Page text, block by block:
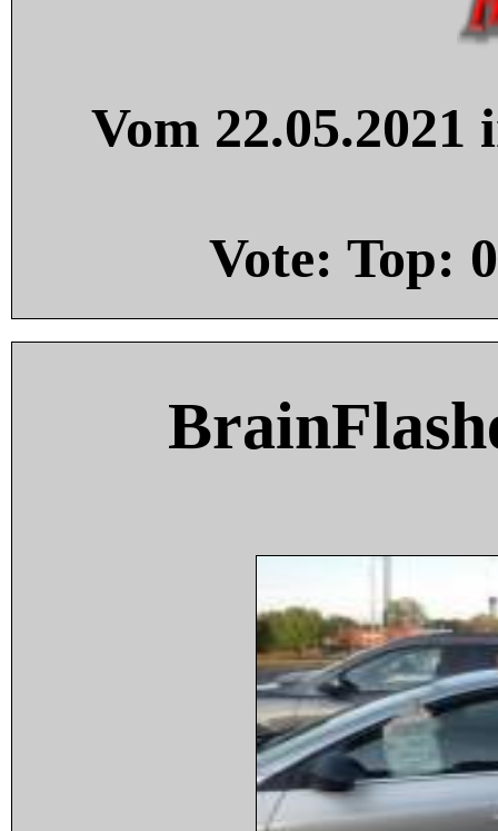
Vom
Vote: Top: 0